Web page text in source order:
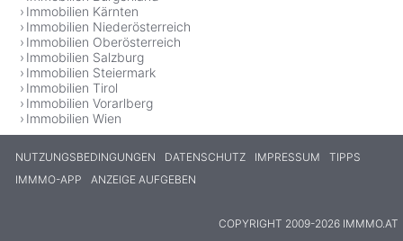
Immobilien Kärnten
Immobilien Niederösterreich
Immobilien Oberösterreich
Immobilien Salzburg
Immobilien Steiermark
Immobilien Tirol
Immobilien Vorarlberg
Immobilien Wien
NUTZUNGSBEDINGUNGEN DATENSCHUTZ IMPRESSUM
TIPPS
IMMMO-APP
ANZEIGE AUFGEBEN
COPYRIGHT 2009-2026 IMMMO.AT